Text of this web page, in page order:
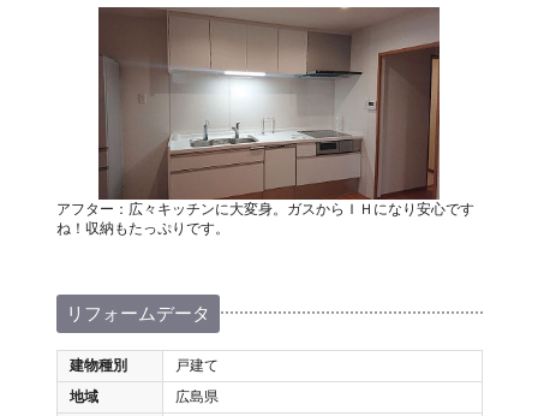
アフター：広々キッチンに大変身。ガスからＩＨになり安心です
ね！収納もたっぷりです。
リフォームデータ
建物種別
戸建て
地域
広島県